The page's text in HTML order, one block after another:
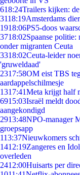
618:24Trailers kijken:
3118:19Amsterdams
1918:06PS5-doos
3718:02Spaanse politie:
onder migranten Ceuta
3318:02Ceuta-leider
'gruweldaad'
2317:58OM eist TBS
aardappelschilmesje
1317:41Meta krijgt half
6915:03Israël meldt
aangekondigd
2913:48NPO-manager
groepsapp
113:37Nieuwkomers
1412:19Zangeres en
overleden
2412:00Huisarts per